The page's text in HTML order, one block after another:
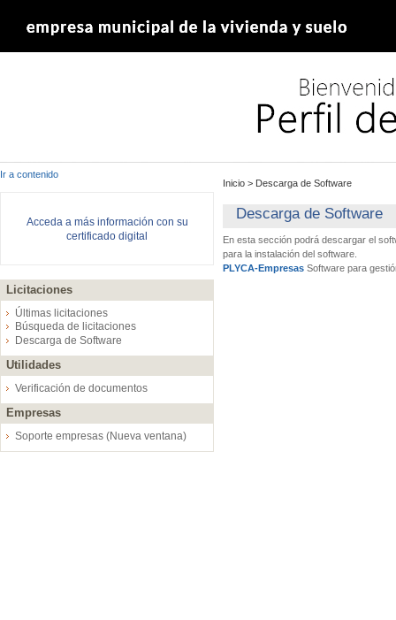
Ir a contenido
Acceda a más información con su
certificado digital
Licitaciones
Últimas licitaciones
Búsqueda de licitaciones
Descarga de Software
Utilidades
Verificación de documentos
Empresas
Soporte empresas (Nueva ventana)
Inicio > Descarga de Software
Descarga de Software
En esta sección podrá descargar el
para la instalación del software.
PLYCA-Empresas Software para